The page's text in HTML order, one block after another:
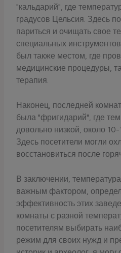
"кальдарий", где
градусов Цельсия. Здесь
париться и очищать свое
специальных
был также местом, где
медицинские процедуры,
терапия.
Наконец, последней
была "фригидарий", где
довольно низкой, около
Здесь посетители могли
восстановиться после
В заключении,
важным фактором,
эффективность этих
комнаты с разной
посетителям выбирать
режим для своих нужд и